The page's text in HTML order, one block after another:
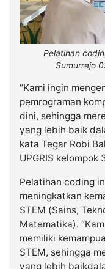
Pelatihan
Sumurrejo
“Kami ingin
pemrograman
dini, sehingga
yang lebih baik
kata Tegar Robi
UPGRIS kelompok
Pelatihan coding
meningkatkan
STEM (Sains,
Matematika).
memiliki
STEM, sehingga
yang lebih